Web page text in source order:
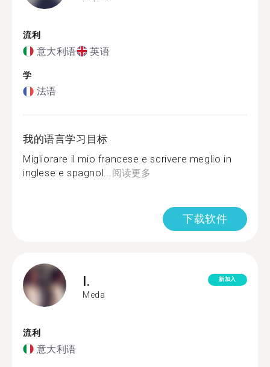
流利
意大利语 英语
学
法语
我的语言学习目标
Migliorare il mio francese e scrivere meglio in
inglese e spagnol...阅读更多
下载软件
I.
Meda
新加入
流利
意大利语